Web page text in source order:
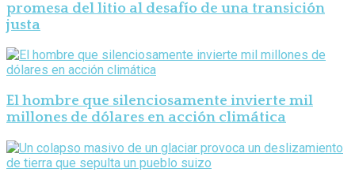
promesa del litio al desafío de una transición
justa
El hombre que silenciosamente invierte mil
millones de dólares en acción climática